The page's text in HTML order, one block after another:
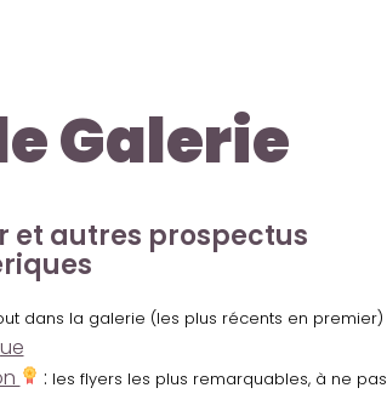
Galerie
et autres prospectus
dans la galerie (les plus récents en premier)
: les flyers les plus remarquables, à ne pas